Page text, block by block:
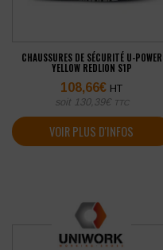
CHAUSSURES DE SÉCURITÉ U-POWER
YELLOW REDLION S1P
108,66€ HT
soit 130,39€ TTC
VOIR PLUS D'INFOS